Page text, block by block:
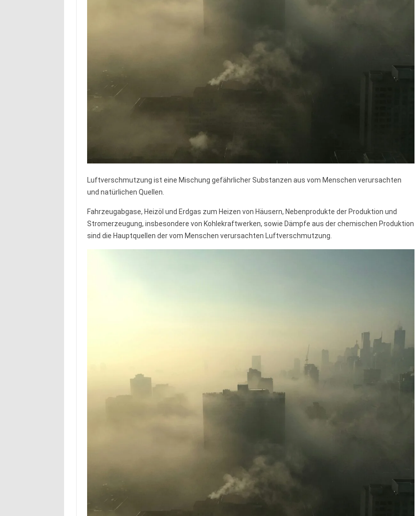
Luftverschmutzung ist eine Mischung gefährlicher Substanzen aus vom Menschen verursachten
und natürlichen Quellen.
Fahrzeugabgase, Heizöl und Erdgas zum Heizen von Häusern, Nebenprodukte der Produktion und
Stromerzeugung, insbesondere von Kohlekraftwerken, sowie Dämpfe aus der chemischen Produktion
sind die Hauptquellen der vom Menschen verursachten Luftverschmutzung.